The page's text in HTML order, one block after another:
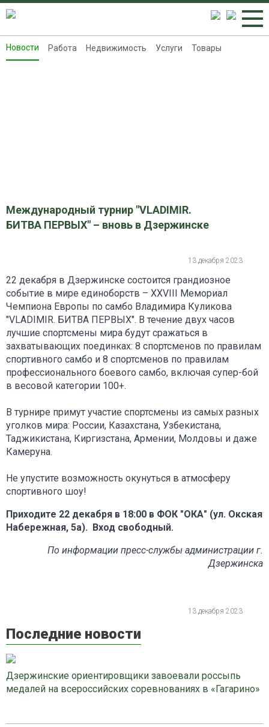
Новости
Новости Работа Недвижимость Услуги Товары
Международный турнир "VLADIMIR.
БИТВА ПЕРВЫХ" – вновь в Дзержинске
13 декабря 2023
22 декабря в Дзержинске состоится грандиозное
событие в мире единоборств – XXVIII Мемориал
Чемпиона Европы по самбо Владимира Куликова
"VLADIMIR. БИТВА ПЕРВЫХ". В течение двух часов
лучшие спортсмены мира будут сражаться в
захватывающих поединках: 8 спортсменов по правилам
спортивного самбо и 8 спортсменов по правилам
профессионального боевого самбо, включая супер-бой
в весовой категории 100+.
В турнире примут участие спортсмены из самых разных
уголков мира: России, Казахстана, Узбекистана,
Таджикистана, Киргизстана, Армении, Молдовы и даже
Камеруна.
Не упустите возможность окунуться в атмосферу
спортивного шоу!
Приходите 22 декабря в 18:00 в ФОК "ОКА" (ул. Окская
Набережная, 5а). Вход свободный.
По информации пресс-службы администрации г.
Дзержинска
13 декабря 2023
Последние новости
Дзержинские ориентировщики завоевали россыпь
медалей на всероссийских соревнованиях в «Гагарино»